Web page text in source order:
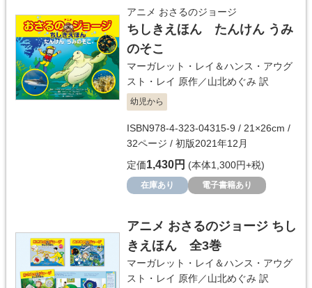
アニメ おさるのジョージ
ちしきえほん たんけん うみ
のそこ
マーガレット・レイ＆ハンス・アウグ
スト・レイ 原作／山北めぐみ 訳
幼児から
ISBN978-4-323-04315-9 / 21×26cm /
32ページ / 初版2021年12月
定価1,430円 (本体1,300円+税)
在庫あり 電子書籍あり
アニメ おさるのジョージ ちし
きえほん 全3巻
マーガレット・レイ＆ハンス・アウグ
スト・レイ 原作／山北めぐみ 訳